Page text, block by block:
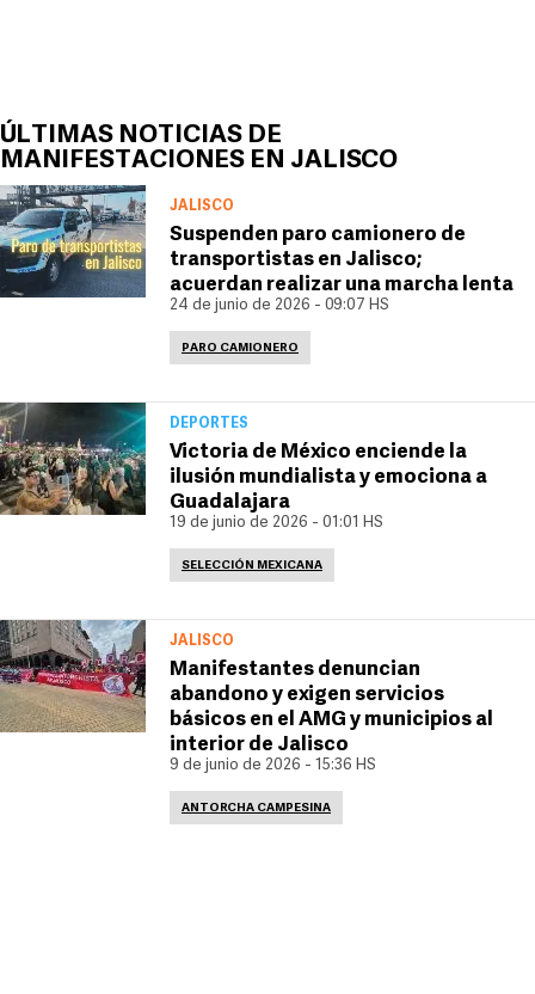
ÚLTIMAS NOTICIAS DE
MANIFESTACIONES EN JALISCO
JALISCO
Suspenden paro camionero de
transportistas en Jalisco;
acuerdan realizar una marcha lenta
24 de junio de 2026 - 09:07 HS
PARO CAMIONERO
DEPORTES
Victoria de México enciende la
ilusión mundialista y emociona a
Guadalajara
19 de junio de 2026 - 01:01 HS
SELECCIÓN MEXICANA
JALISCO
Manifestantes denuncian
abandono y exigen servicios
básicos en el AMG y municipios al
interior de Jalisco
9 de junio de 2026 - 15:36 HS
ANTORCHA CAMPESINA